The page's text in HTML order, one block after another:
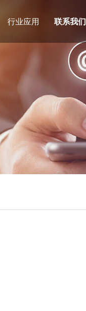
行业应用 联系我们